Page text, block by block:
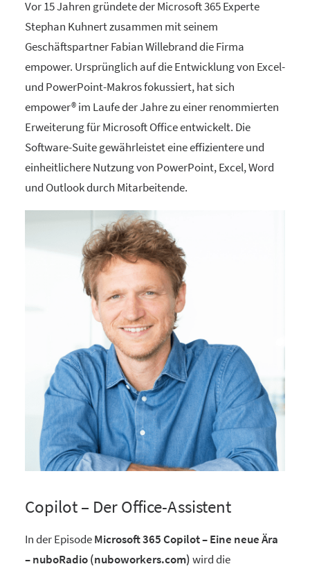
Vor 15 Jahren gründete der Microsoft 365 Experte
Stephan Kuhnert zusammen mit seinem
Geschäftspartner Fabian Willebrand die Firma
empower. Ursprünglich auf die Entwicklung von Excel-
und PowerPoint-Makros fokussiert, hat sich
empower® im Laufe der Jahre zu einer renommierten
Erweiterung für Microsoft Office entwickelt. Die
Software-Suite gewährleistet eine effizientere und
einheitlichere Nutzung von PowerPoint, Excel, Word
und Outlook durch Mitarbeitende.
Copilot – Der Office-Assistent
In der EpisodeMicrosoft 365 Copilot – Eine neue Ära
– nuboRadio (nuboworkers.com)wird die